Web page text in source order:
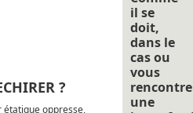
?
étatique oppresse,
il se
doit,
dans le
cas ou
vous
une